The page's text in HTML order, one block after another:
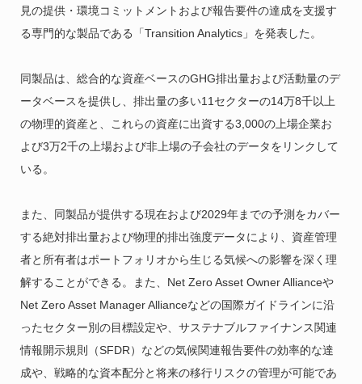
見の提供・環境コミットメントおよび報告要件の達成を支援す
る専門的な製品である「Transition Analytics」を発表した。
同製品は、総合的な資産ベースのGHG排出量および活動量のデ
ータベースを提供し、排出量の多い11セクターの14万8千以上
の物理的資産と、これらの資産に出資する3,000の上場企業お
よび3万2千の上場および非上場の子会社のデータをリンクして
いる。
また、同製品が提供する現在および2029年までの予測をカバー
する絶対排出量および物理的排出強度データにより、資産管理
者と所有者はポートフォリオから生じる気候への影響を深く理
解することができる。また、Net Zero Asset Owner Allianceや
Net Zero Asset Manager Allianceなどの国際ガイドラインに沿
ったセクター別の目標設定や、サステナブルファイナンス関連
情報開示規則（SFDR）などの気候関連報告要件の効率的な達
成や、戦略的な資本配分と将来の移行リスクの管理が可能であ